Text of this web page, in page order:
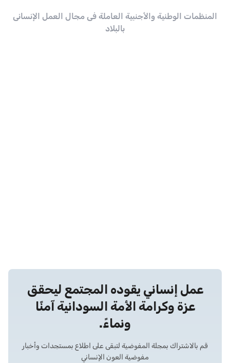
المنظمات الوطنية والأجنبية العاملة فى مجال العمل الإنسانى
بالبلاد
عمل إنساني يقوده المجتمع ليحقق
عزة وكرامة الأمة السودانية آمنًا
ونماءً.
قم بالاشتراك بمجلة المفوضية لتبقى على اطلاع بمستجدات وأخبار
مفوضية العون الإنساني